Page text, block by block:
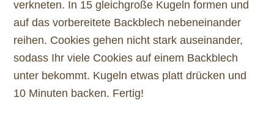
verkneten. In 15 gleichgroße Kugeln formen und
auf das vorbereitete Backblech nebeneinander
reihen. Cookies gehen nicht stark auseinander,
sodass Ihr viele Cookies auf einem Backblech
unter bekommt. Kugeln etwas platt drücken und
10 Minuten backen. Fertig!